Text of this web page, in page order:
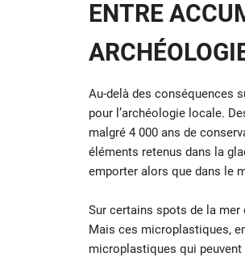
ENTRE
Au-delà des conséquences
pour l’archéologie locale.
malgré 4 000 ans de
éléments retenus dans la
emporter alors que dans le
Sur certains spots de la mer
Mais ces microplastiques,
microplastiques qui